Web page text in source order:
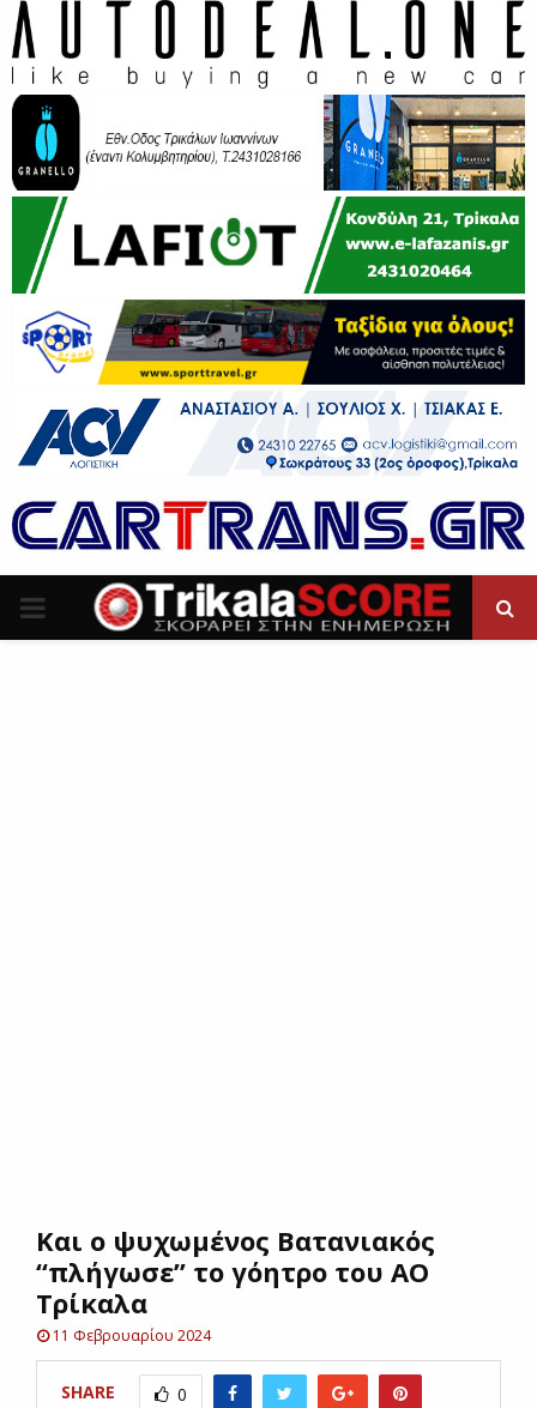
P
UΚαι ο ψυχωμένος Βατανιακός
“πλήγωσε” το γόητρο του ΑΟ
Τρίκαλα
11 Φεβρουαρίου 2024
SHARE 0